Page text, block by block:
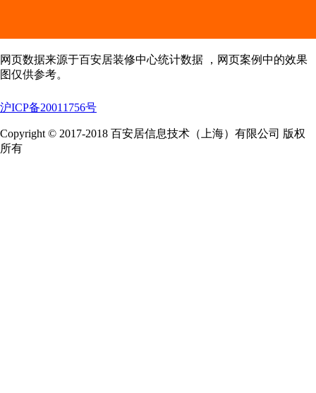
网页数据来源于百安居装修中心统计数据 ，网页案例中的效果
图仅供参考。
沪ICP备20011756号
Copyright © 2017-2018 百安居信息技术（上海）有限公司 版权
所有